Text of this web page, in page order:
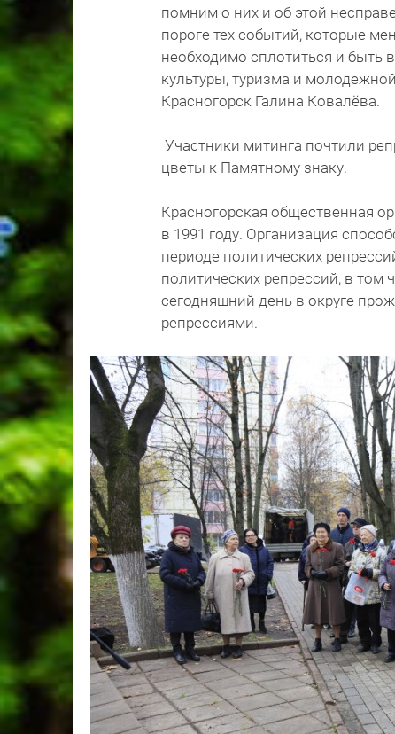
помним о них и об этой
пороге тех событий, которые
необходимо сплотиться и быть
культуры, туризма и
Красногорск Галина Ковалёва.
Участники митинга почтили
цветы к Памятному знаку.
Красногорская общественная
в 1991 году. Организация
периоде политических
политических репрессий, в том
сегодняшний день в округе
репрессиями.